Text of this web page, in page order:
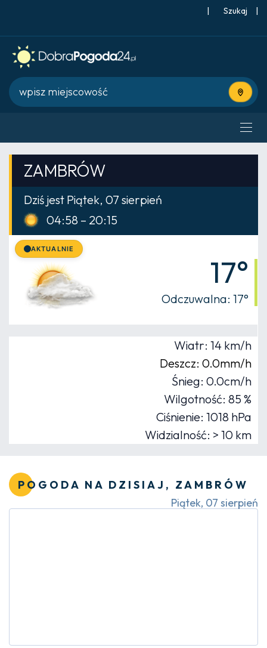
| |
Użyj
ZAMBRÓW
Dziś jest Piątek, 07 sierpień
04:58 – 20:15
AKTUALNIE
17°
Odczuwalna: 17°
Wiatr: 14 km/h
Deszcz: 0.0mm/h
Śnieg: 0.0cm/h
Wilgotność: 85 %
Ciśnienie: 1018 hPa
Widzialność: > 10 km
POGODA NA DZISIAJ, ZAMBRÓW
Piątek, 07 sierpień